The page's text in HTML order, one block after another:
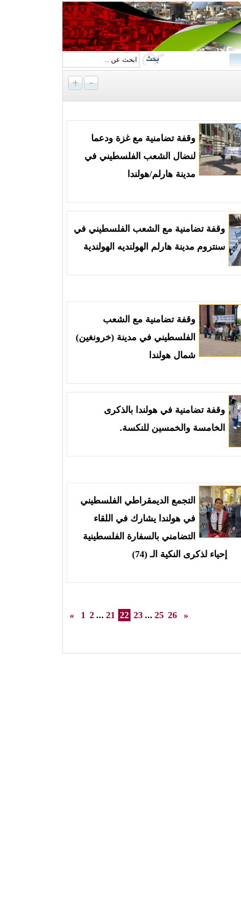
وقفة تضامنية مع غزة ودعما
لنضال الشعب الفلسطيني في
مدينة هارلم/هولندا
وقفة تضامنية مع الشعب الفلسطيني في
سنتروم مدينة هارلم الهولنديه الهولندية
وقفة تضامنية مع الشعب
الفلسطيني في مدينة (خرونغين)
شمال هولندا
وقفة تضامنية في هولندا بالذكرى
الخامسة والخمسين للنكسة.
التجمع الديمقراطي الفلسطيني
في هولندا يشارك في اللقاء
التضامني بالسفارة الفلسطينية
إحياء لذكرى النكية الـ (74)
« 1 2 ... 21 22 23 ... 25 26 »